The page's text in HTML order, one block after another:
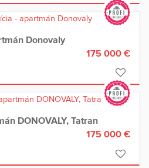
Donovaly
175 000 €
DONOVALY, Tatran
175 000 €